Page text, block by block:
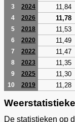
3 2024 11,84
4 2026 11,78
5 2018 11,53
6 2020 11,49
7 2022 11,47
8 2023 11,35
9 2025 11,30
10 2019 11,28
De statistieken op